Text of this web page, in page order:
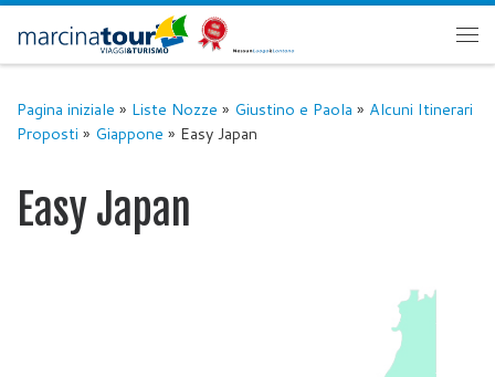
Passa al contenuto
Pagina iniziale » Liste Nozze » Giustino e Paola » Alcuni Itinerari
Proposti » Giappone » Easy Japan
Easy Japan